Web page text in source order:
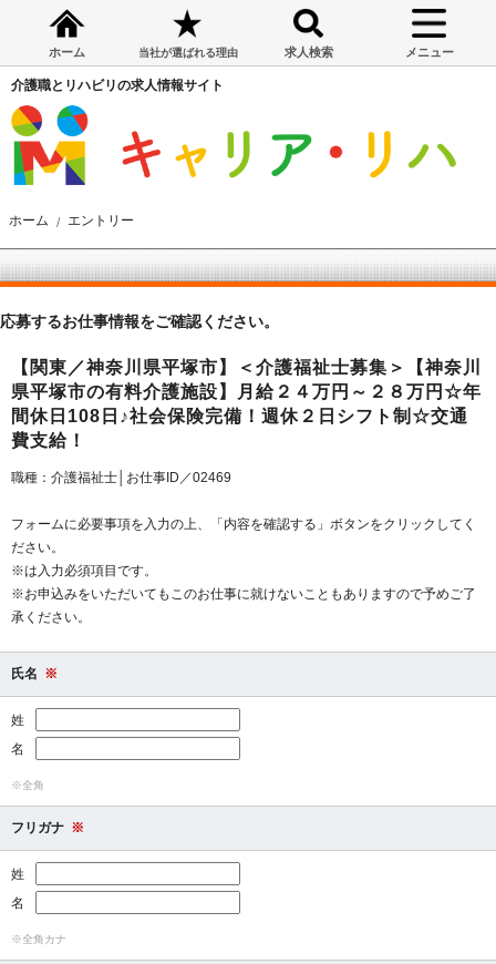
ホーム 当社が選ばれる理由 求人検索 メニュー
介護職とリハビリの求人情報サイト
ホーム エントリー
応募するお仕事情報をご確認ください。
【関東／神奈川県平塚市】＜介護福祉士募集＞【神奈川
県平塚市の有料介護施設】月給２４万円～２８万円☆年
間休日108日♪社会保険完備！週休２日シフト制☆交通
費支給！
職種：介護福祉士│お仕事ID／02469
フォームに必要事項を入力の上、「内容を確認する」ボタンをクリックしてく
ださい。
※は入力必須項目です。
※お申込みをいただいてもこのお仕事に就けないこともありますので予めご了
承ください。
氏名 ※
姓
名
※全角
フリガナ ※
姓
名
※全角カナ